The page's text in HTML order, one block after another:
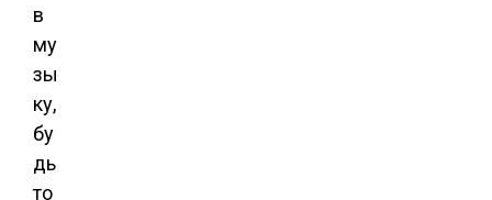
в
му
зы
ку,
бу
дь
то